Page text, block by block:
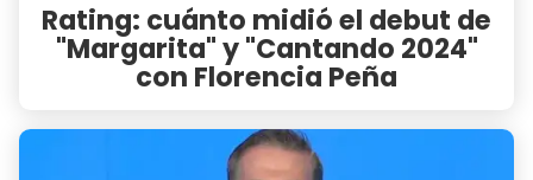
Rating: cuánto midió el debut de
"Margarita" y "Cantando 2024"
con Florencia Peña